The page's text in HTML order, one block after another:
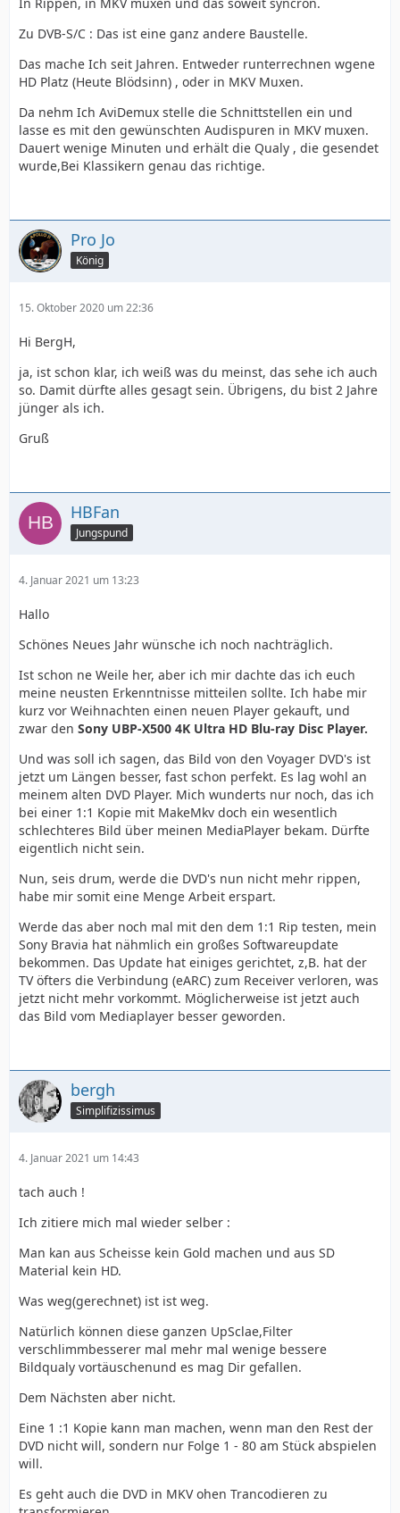
Zu DVB-S/C : Das ist eine ganz andere Baustelle.
Das mache Ich seit Jahren. Entweder runterrechnen wgene
HD Platz (Heute Blödsinn) , oder in MKV Muxen.
Da nehm Ich AviDemux stelle die Schnittstellen ein und
lasse es mit den gewünschten Audispuren in MKV muxen.
Dauert wenige Minuten und erhält die Qualy , die gesendet
wurde,Bei Klassikern genau das richtige.
Pro Jo
König
15. Oktober 2020 um 22:36
Hi BergH,
ja, ist schon klar, ich weiß was du meinst, das sehe ich auch
so. Damit dürfte alles gesagt sein. Übrigens, du bist 2 Jahre
jünger als ich.
Gruß
HBFan
Jungspund
4. Januar 2021 um 13:23
Hallo
Schönes Neues Jahr wünsche ich noch nachträglich.
Ist schon ne Weile her, aber ich mir dachte das ich euch
meine neusten Erkenntnisse mitteilen sollte. Ich habe mir
kurz vor Weihnachten einen neuen Player gekauft, und
zwar den Sony UBP-X500 4K Ultra HD Blu-ray Disc Player.
Und was soll ich sagen, das Bild von den Voyager DVD's ist
jetzt um Längen besser, fast schon perfekt. Es lag wohl an
meinem alten DVD Player. Mich wunderts nur noch, das ich
bei einer 1:1 Kopie mit MakeMkv doch ein wesentlich
schlechteres Bild über meinen MediaPlayer bekam. Dürfte
eigentlich nicht sein.
Nun, seis drum, werde die DVD's nun nicht mehr rippen,
habe mir somit eine Menge Arbeit erspart.
Werde das aber noch mal mit den dem 1:1 Rip testen, mein
Sony Bravia hat nähmlich ein großes Softwareupdate
bekommen. Das Update hat einiges gerichtet, z,B. hat der
TV öfters die Verbindung (eARC) zum Receiver verloren, was
jetzt nicht mehr vorkommt. Möglicherweise ist jetzt auch
das Bild vom Mediaplayer besser geworden.
bergh
Simplifizissimus
4. Januar 2021 um 14:43
tach auch !
Ich zitiere mich mal wieder selber :
Man kan aus Scheisse kein Gold machen und aus SD
Material kein HD.
Was weg(gerechnet) ist ist weg.
Natürlich können diese ganzen UpSclae,Filter
verschlimmbesserer mal mehr mal wenige bessere
Bildqualy vortäuschenund es mag Dir gefallen.
Dem Nächsten aber nicht.
Eine 1 :1 Kopie kann man machen, wenn man den Rest der
DVD nicht will, sondern nur Folge 1 - 80 am Stück abspielen
will.
Es geht auch die DVD in MKV ohen Trancodieren zu